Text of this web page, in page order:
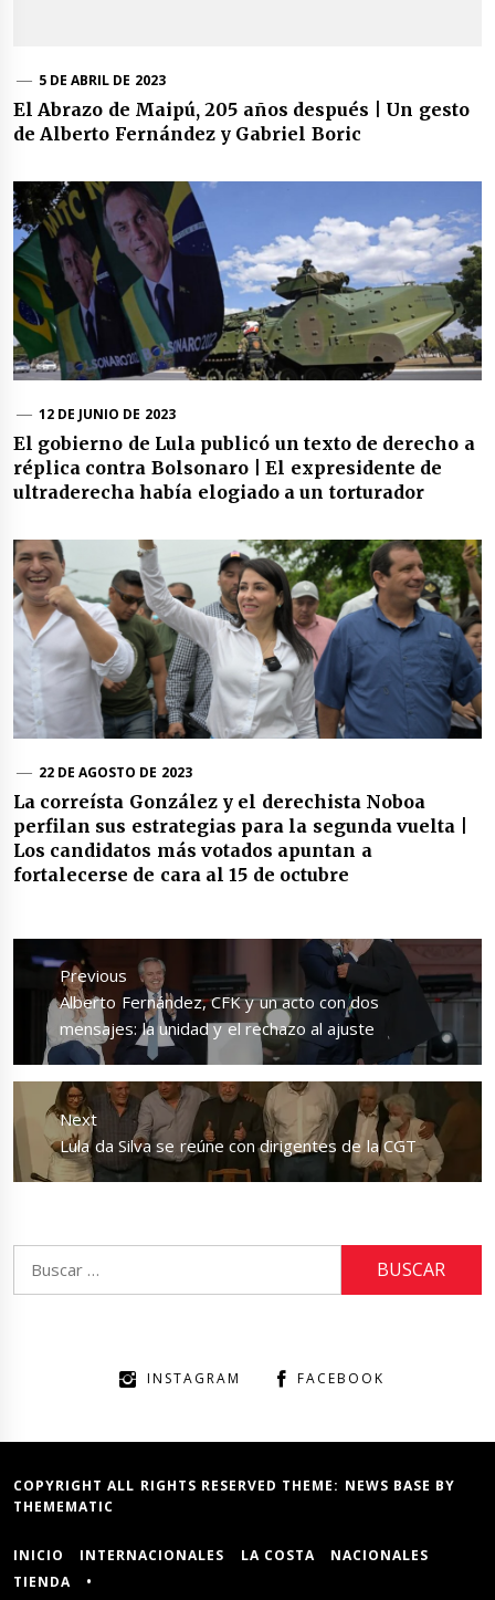
5 DE ABRIL DE 2023
El Abrazo de Maipú, 205 años después | Un gesto
de Alberto Fernández y Gabriel Boric
12 DE JUNIO DE 2023
El gobierno de Lula publicó un texto de derecho a
réplica contra Bolsonaro | El expresidente de
ultraderecha había elogiado a un torturador
22 DE AGOSTO DE 2023
La correísta González y el derechista Noboa
perfilan sus estrategias para la segunda vuelta |
Los candidatos más votados apuntan a
fortalecerse de cara al 15 de octubre
Navegación
de
entradas
Previous
Previous
post:
Alberto Fernández, CFK y un acto con dos
mensajes: la unidad y el rechazo al ajuste
Next
Next
post:
Lula da Silva se reúne con dirigentes de la CGT
INSTAGRAM FACEBOOK
COPYRIGHT ALL RIGHTS RESERVED THEME: NEWS BASE BY
THEMEMATIC
INICIO INTERNACIONALES LA COSTA
NACIONALES
TIENDA
•